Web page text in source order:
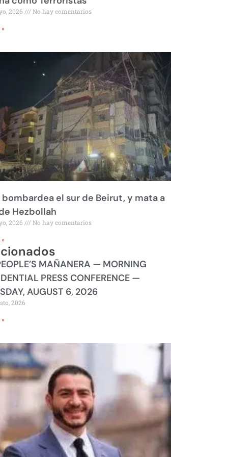
2026 No hay comentarios
»
bombardea el sur de Beirut, y mata a
Hezbollah
2026 No hay comentarios
»
MAÑANERA — MORNING
PRESS CONFERENCE —
AUGUST 6, 2026
2026
»